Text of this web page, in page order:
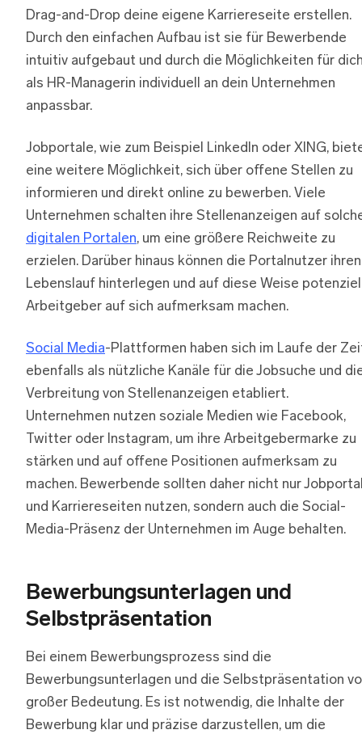
Drag-and-Drop deine eigene Karriereseite erstellen.
Durch den einfachen Aufbau ist sie für Bewerbende
intuitiv aufgebaut und durch die Möglichkeiten für
als HR-Managerin individuell an dein Unternehmen
anpassbar.
Jobportale, wie zum Beispiel LinkedIn oder XING,
eine weitere Möglichkeit, sich über offene Stellen zu
informieren und direkt online zu bewerben. Viele
Unternehmen schalten ihre Stellenanzeigen auf
digitalen Portalen, um eine größere Reichweite zu
erzielen. Darüber hinaus können die Portalnutzer ihren
Lebenslauf hinterlegen und auf diese Weise
Arbeitgeber auf sich aufmerksam machen.
Social Media-Plattformen haben sich im Laufe der
ebenfalls als nützliche Kanäle für die Jobsuche und
Verbreitung von Stellenanzeigen etabliert.
Unternehmen nutzen soziale Medien wie Facebook,
Twitter oder Instagram, um ihre Arbeitgebermarke zu
stärken und auf offene Positionen aufmerksam zu
machen. Bewerbende sollten daher nicht nur
und Karriereseiten nutzen, sondern auch die Social-
Media-Präsenz der Unternehmen im Auge behalten.
Bewerbungsunterlagen und
Selbstpräsentation
Bei einem Bewerbungsprozess sind die
Bewerbungsunterlagen und die Selbstpräsentation
großer Bedeutung. Es ist notwendig, die Inhalte der
Bewerbung klar und präzise darzustellen, um die